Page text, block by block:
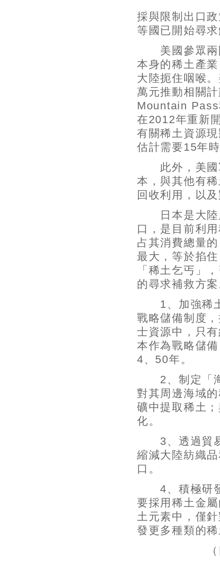
採與限制出口
等國已開始尋
美國參眾兩
本身的稀土產
大陸扼住咽喉
萬元推動相關
Mountain Pass
在2012年重新
有關稀土資源
估計需要15年
此外，美國
本，與其他有
回收利用，以
日本是大陸
口，是目前利
占其消費總量
最大，等於掐
「稀土乞丐」
的尋求補救方
1、加強稀土
戰略儲備制度
士資源中，只
本作為戰略儲
4、50年。
2、制定「海
對其周邊海域
礦中提取稀土
化。
3、透過貿易
縮減大陸紡織
口。
4、積極研發
要採用稀土金
土元素中，僅
發更多種類的
（四）